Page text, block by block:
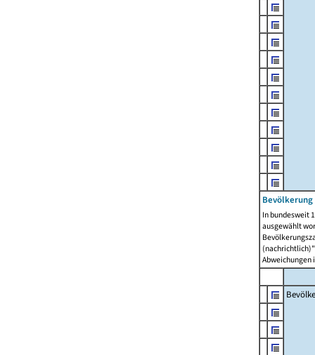
In bundesweit
ausgewählt
Abweichungen